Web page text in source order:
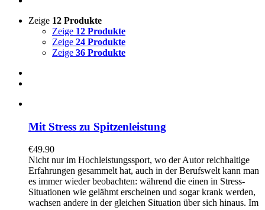
Zeige 12 Produkte
Zeige 12 Produkte
Zeige 24 Produkte
Zeige 36 Produkte
Mit Stress zu Spitzenleistung
€49.90
Nicht nur im Hochleistungssport, wo der Autor reichhaltige
Erfahrungen gesammelt hat, auch in der Berufswelt kann man
es immer wieder beobachten: während die einen in Stress-
Situationen wie gelähmt erscheinen und sogar krank werden,
wachsen andere in der gleichen Situation über sich hinaus. Im